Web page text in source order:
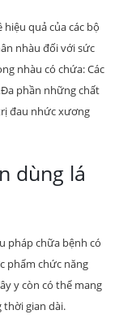
quả của các bộ
nhàu đối với sức
nhàu có chứa: Các
phần những chất
đau nhức xương
dùng lá
pháp chữa bệnh có
phẩm chức năng
y còn có thể mang
thời gian dài.